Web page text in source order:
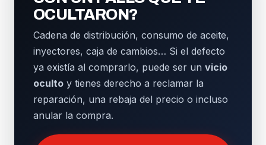
OCULTARON?
Cadena de distribución, consumo de aceite,
inyectores, caja de cambios… Si el defecto
ya existía al comprarlo, puede ser un vicio
oculto y tienes derecho a reclamar la
reparación, una rebaja del precio o incluso
anular la compra.